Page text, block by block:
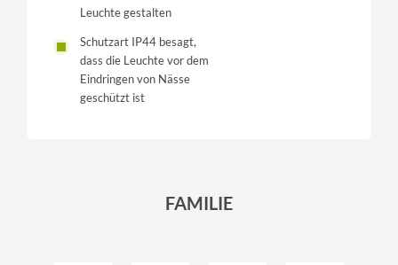
Leuchte gestalten
Schutzart IP44 besagt,
dass die Leuchte vor dem
Eindringen von Nässe
geschützt ist
FAMILIE